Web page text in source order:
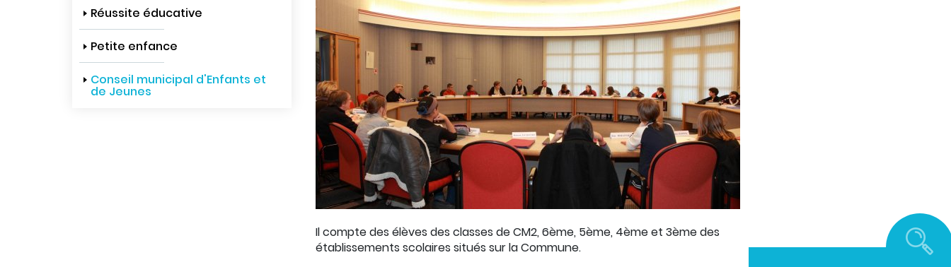
Il compte des élèves des classes de CM2, 6ème, 5ème, 4ème et 3ème des
établissements scolaires situés sur la Commune.
Réussite éducative
Petite enfance
Conseil municipal d'Enfants et
de Jeunes